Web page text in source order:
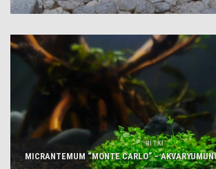
BİTKİ
MICRANTEMUM “MONTE CARLO” –